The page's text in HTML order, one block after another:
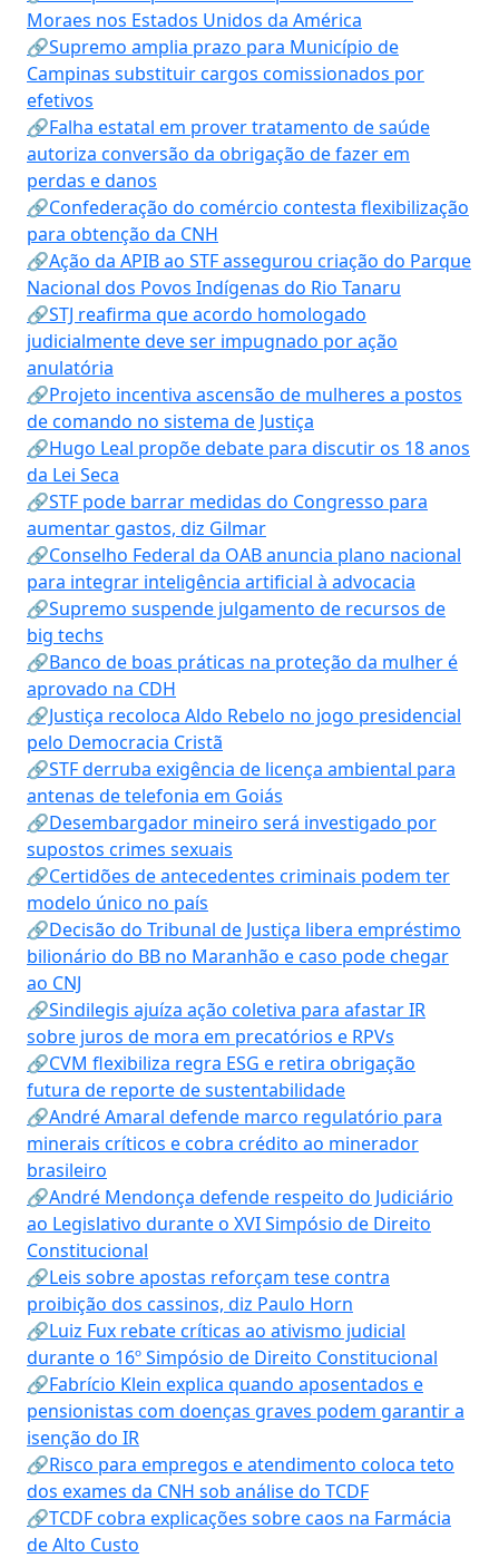
Moraes nos Estados Unidos da América
🔗Supremo amplia prazo para Município de
Campinas substituir cargos comissionados por
efetivos
🔗Falha estatal em prover tratamento de saúde
autoriza conversão da obrigação de fazer em
perdas e danos
🔗Confederação do comércio contesta flexibilização
para obtenção da CNH
🔗Ação da APIB ao STF assegurou criação do Parque
Nacional dos Povos Indígenas do Rio Tanaru
🔗STJ reafirma que acordo homologado
judicialmente deve ser impugnado por ação
anulatória
🔗Projeto incentiva ascensão de mulheres a postos
de comando no sistema de Justiça
🔗Hugo Leal propõe debate para discutir os 18 anos
da Lei Seca
🔗STF pode barrar medidas do Congresso para
aumentar gastos, diz Gilmar
🔗Conselho Federal da OAB anuncia plano nacional
para integrar inteligência artificial à advocacia
🔗Supremo suspende julgamento de recursos de
big techs
🔗Banco de boas práticas na proteção da mulher é
aprovado na CDH
🔗Justiça recoloca Aldo Rebelo no jogo presidencial
pelo Democracia Cristã
🔗STF derruba exigência de licença ambiental para
antenas de telefonia em Goiás
🔗Desembargador mineiro será investigado por
supostos crimes sexuais
🔗Certidões de antecedentes criminais podem ter
modelo único no país
🔗Decisão do Tribunal de Justiça libera empréstimo
bilionário do BB no Maranhão e caso pode chegar
ao CNJ
🔗Sindilegis ajuíza ação coletiva para afastar IR
sobre juros de mora em precatórios e RPVs
🔗CVM flexibiliza regra ESG e retira obrigação
futura de reporte de sustentabilidade
🔗André Amaral defende marco regulatório para
minerais críticos e cobra crédito ao minerador
brasileiro
🔗André Mendonça defende respeito do Judiciário
ao Legislativo durante o XVI Simpósio de Direito
Constitucional
🔗Leis sobre apostas reforçam tese contra
proibição dos cassinos, diz Paulo Horn
🔗Luiz Fux rebate críticas ao ativismo judicial
durante o 16º Simpósio de Direito Constitucional
🔗Fabrício Klein explica quando aposentados e
pensionistas com doenças graves podem garantir a
isenção do IR
🔗Risco para empregos e atendimento coloca teto
dos exames da CNH sob análise do TCDF
🔗TCDF cobra explicações sobre caos na Farmácia
de Alto Custo